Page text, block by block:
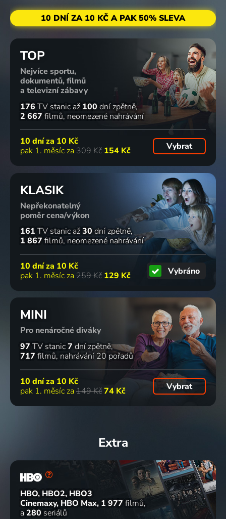
10 DNÍ ZA 10 KČ A PAK 50% SLEVA
TOP
Nejvíce sportu,
dokumentů, filmů
a televizní zábavy
176 TV stanic až 100 dní zpětně
2 667 filmů neomezené nahrávání
10 dní za 10 Kč
pak 1. měsíc za 309 Kč 154 Kč Vybrat
KLASIK
Nepřekonatelný
poměr cena/výkon
161 TV stanic až30 dní zpětně
1 867 filmů neomezené nahrávání
10 dní za 10 Kč
pak 1. měsíc za 259 Kč 129 Kč Vybráno
MINI
Pro nenáročné diváky
97 TV stanic7 dní zpětně
717 filmů nahrávání 20 pořadů
10 dní za 10 Kč
pak 1. měsíc za 149 Kč74 Kč Vybrat
Extra
HBO, HBO2, HBO3
Cinemaxy, HBO Max 1 977 filmů
a 280 seriálů